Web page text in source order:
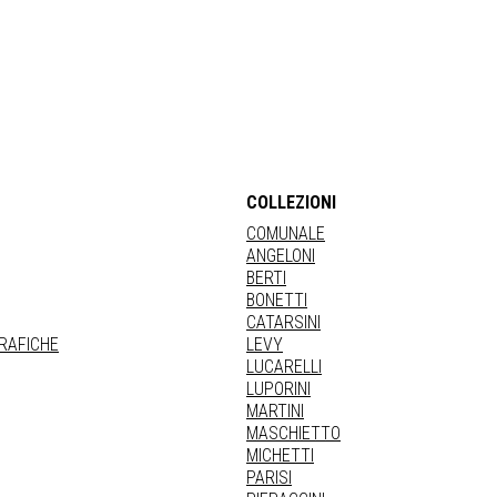
COLLEZIONI
COMUNALE
ANGELONI
BERTI
BONETTI
CATARSINI
LEVY
LUCARELLI
LUPORINI
MARTINI
MASCHIETTO
MICHETTI
PARISI